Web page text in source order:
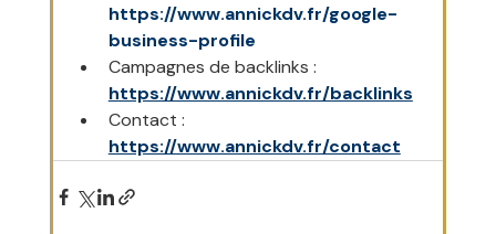
https://www.annickdv.fr/google-
business-profile
Campagnes de backlinks :
https://www.annickdv.fr/backlinks
Contact :
https://www.annickdv.fr/contact